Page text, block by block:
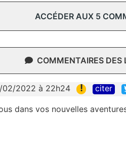
ACCÉDER AUX 5
COMMENTAIRES DES
02/2022 à 22h24 ! citer
dans vos nouvelles